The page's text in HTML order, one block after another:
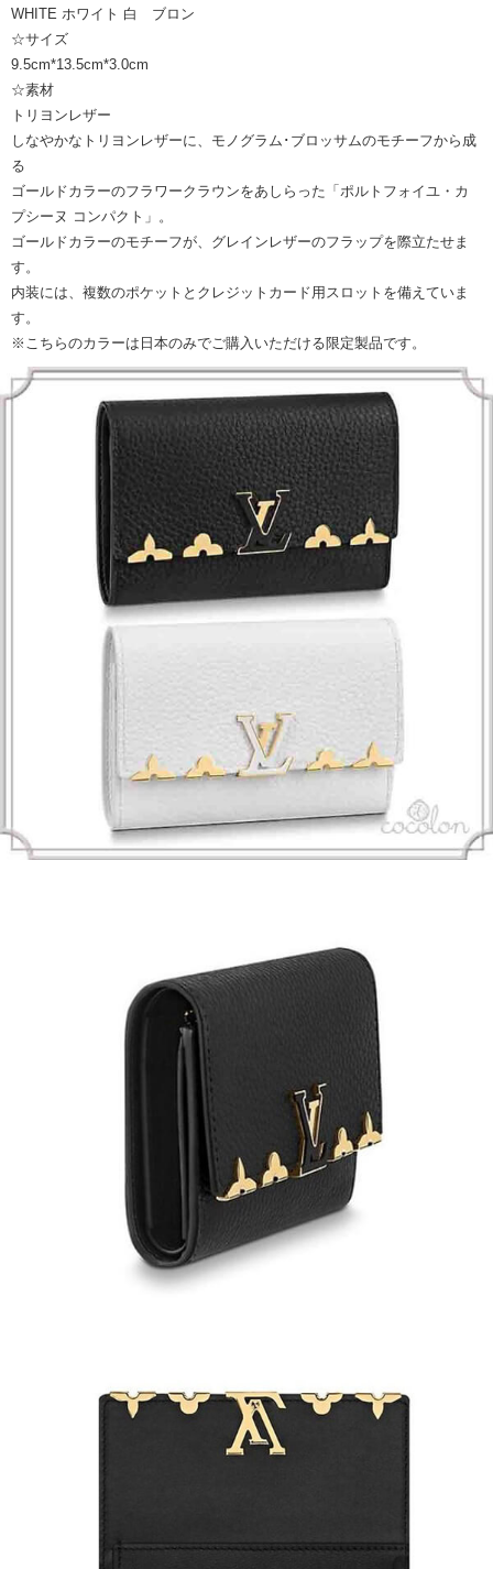
WHITE ホワイト 白 ブロン
☆サイズ
9.5cm*13.5cm*3.0cm
☆素材
トリヨンレザー
しなやかなトリヨンレザーに、モノグラム･ブロッサムのモチーフから成
る
ゴールドカラーのフラワークラウンをあしらった「ポルトフォイユ・カ
プシーヌ コンパクト」。
ゴールドカラーのモチーフが、グレインレザーのフラップを際立たせま
す。
内装には、複数のポケットとクレジットカード用スロットを備えていま
す。
※こちらのカラーは日本のみでご購入いただける限定製品です。